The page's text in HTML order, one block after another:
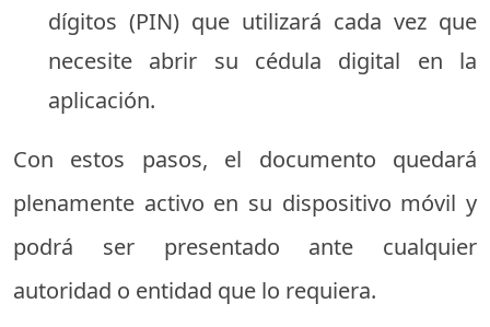
dígitos (PIN) que utilizará cada vez que
necesite abrir su cédula digital en la
aplicación.
Con estos pasos, el documento quedará
plenamente activo en su dispositivo móvil y
podrá ser presentado ante cualquier
autoridad o entidad que lo requiera.